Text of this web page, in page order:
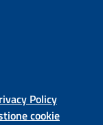
Policy
cookie